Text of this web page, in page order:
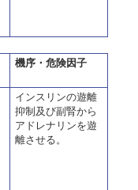
機序・危険因子
インスリンの遊離
抑制及び副腎から
アドレナリンを遊
離させる。